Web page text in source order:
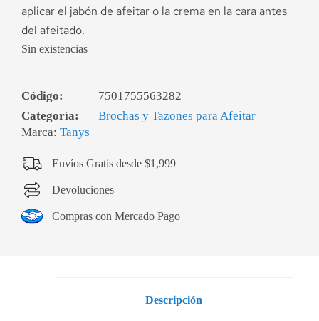
aplicar el jabón de afeitar o la crema en la cara antes
del afeitado.
Sin existencias
Código:
7501755563282
Categoría:
Brochas y Tazones para Afeitar
Marca: Tanys
Envíos Gratis desde $1,999
Devoluciones
Compras con Mercado Pago
Descripción